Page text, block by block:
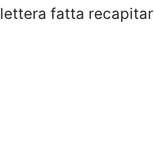
lettera fatta